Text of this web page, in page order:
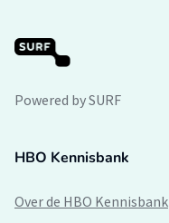
Powered by SURF
HBO Kennisbank
Over de HBO Kennisbank